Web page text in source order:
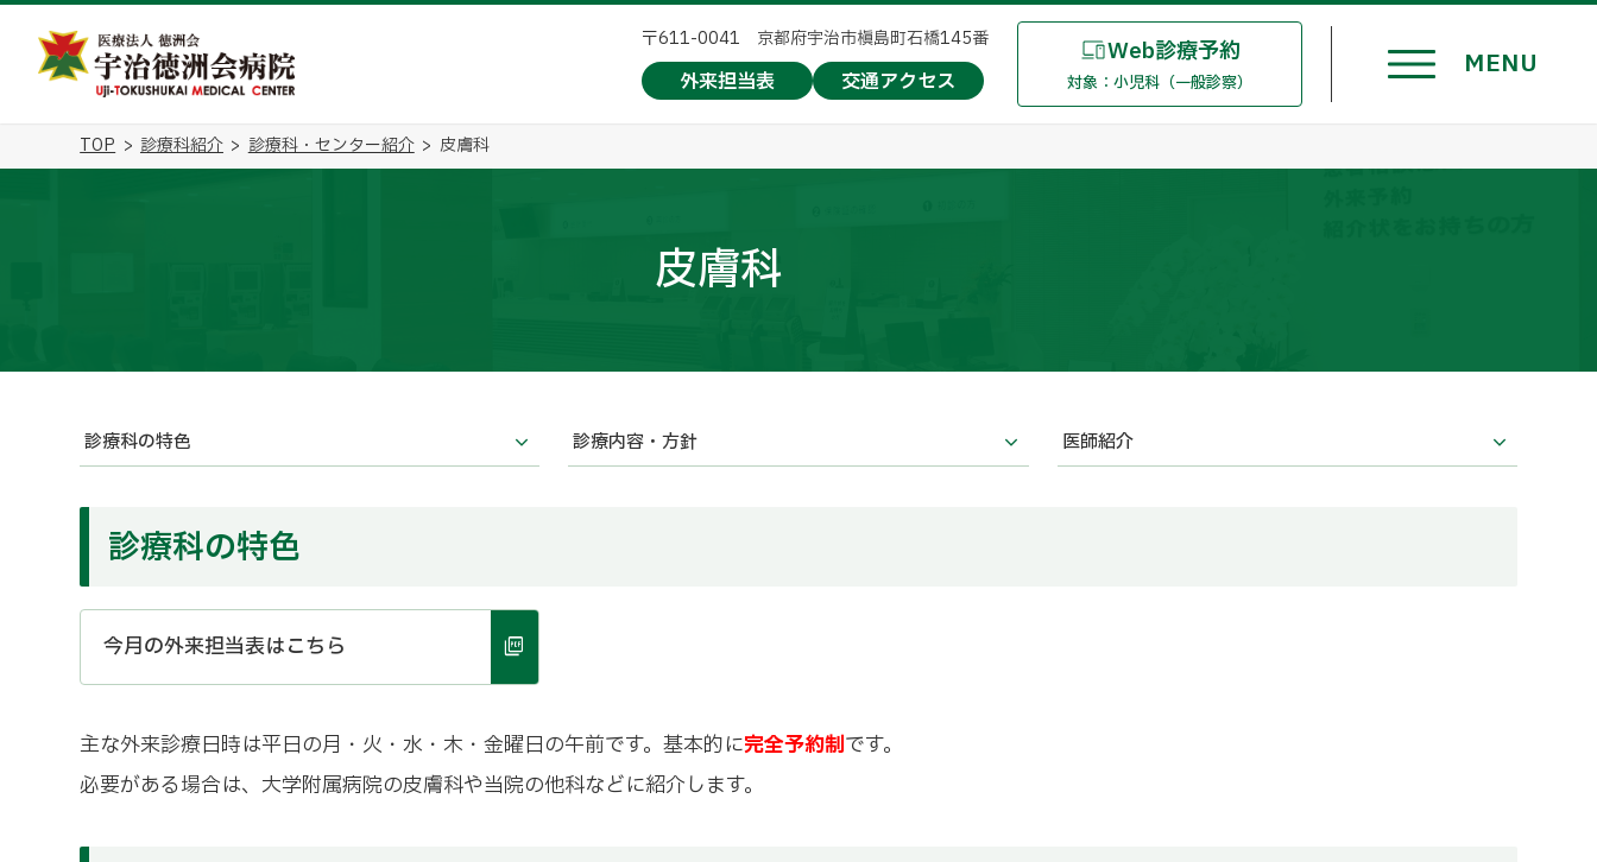
〒611-0041 京都府宇治市槇島町石橋145番
外来担当表 交通アクセス
Web診療予約
対象：小児科（一般診察）
TOP 診療科紹介 診療科・センター紹介 皮膚科
皮膚科
診療科の特色 診療内容・方針 医師紹介
診療科の特色
今月の外来担当表はこちら
主な外来診療日時は平日の月・火・水・木・金曜日の午前です。基本的に完全予約制です。
必要がある場合は、大学附属病院の皮膚科や当院の他科などに紹介します。